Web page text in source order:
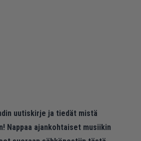
uutiskirje ja tiedät mistä
Nappaa ajankohtaiset musiikin